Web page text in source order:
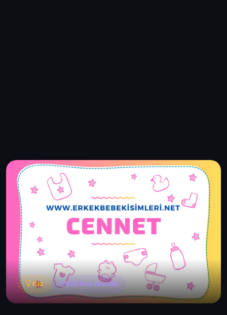
Kız 620 kez okundu